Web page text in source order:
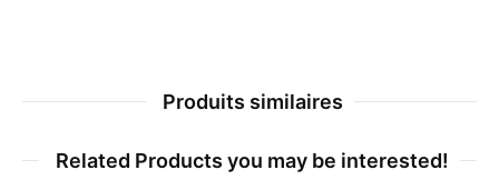
Produits similaires
Related Products you may be interested!